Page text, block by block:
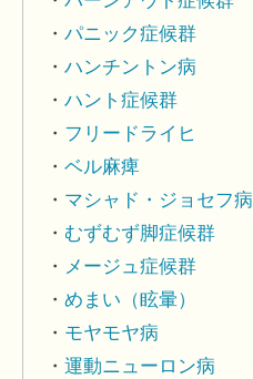
パニック症候群
ハンチントン病
ハント症候群
フリードライヒ
ベル麻痺
マシャド・ジョセフ病
むずむず脚症候群
メージュ症候群
めまい（眩暈）
モヤモヤ病
運動ニューロン病